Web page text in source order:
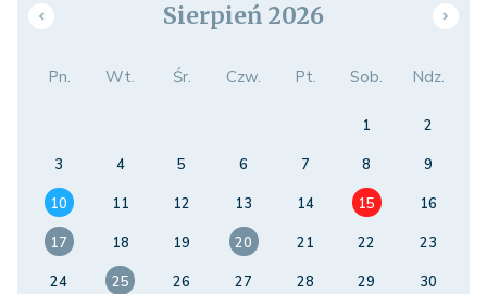
Sierpień 2026
Pn. Wt. Śr. Czw. Pt. Sob. Ndz.
1
2
3
4 5 6 7 8
9
10
11 12 13 14 15
16
17
18 19 20 21 22
23
24
25 26 27 28 29
30